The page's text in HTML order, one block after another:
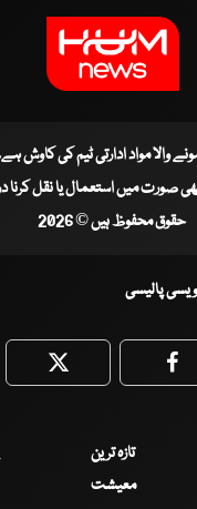
والا مواد ادارتی ٹیم کی کاوش
صورت میں استعمال یا نقل کرنا
حقوق محفوظ ہیں © 2026
پالیسی
Twitter
تازہ ترین
معیشت